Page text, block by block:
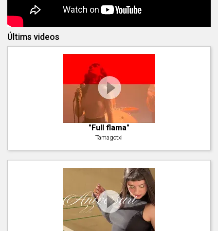
Últims videos
"Full flama"
Tamagotxi